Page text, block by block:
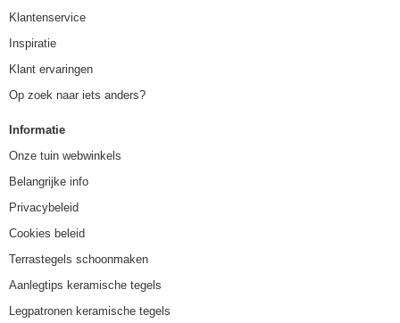
Klantenservice
Inspiratie
Klant ervaringen
Op zoek naar iets anders?
Informatie
Onze tuin webwinkels
Belangrijke info
Privacybeleid
Cookies beleid
Terrastegels schoonmaken
Aanlegtips keramische tegels
Legpatronen keramische tegels